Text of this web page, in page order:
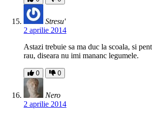
Stresu'
2 aprilie 2014
Astazi trebuie sa ma duc la scoala, si
rau, diseara nu imi mananc legumele.
0 0
Nero
2 aprilie 2014